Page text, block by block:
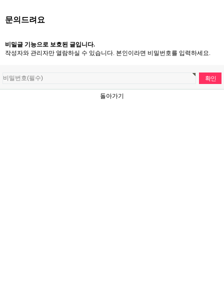
문의드려요
비밀글 기능으로 보호된 글입니다.
작성자와 관리자만 열람하실 수 있습니다. 본인이라면 비밀번호를 입력하세요.
돌아가기